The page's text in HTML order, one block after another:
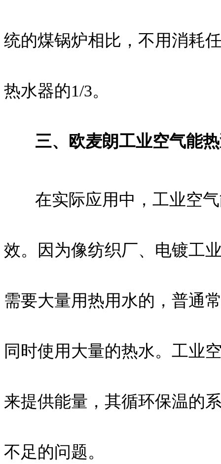
统的煤锅炉相比，不用消耗
热水器的1/3。
三、欧麦朗工业空气能
在实际应用中，工业空气
效。因为像纺织厂、电镀工
需要大量用热用水的，普通
同时使用大量的热水。工业
来提供能量，其循环保温的
不足的问题。